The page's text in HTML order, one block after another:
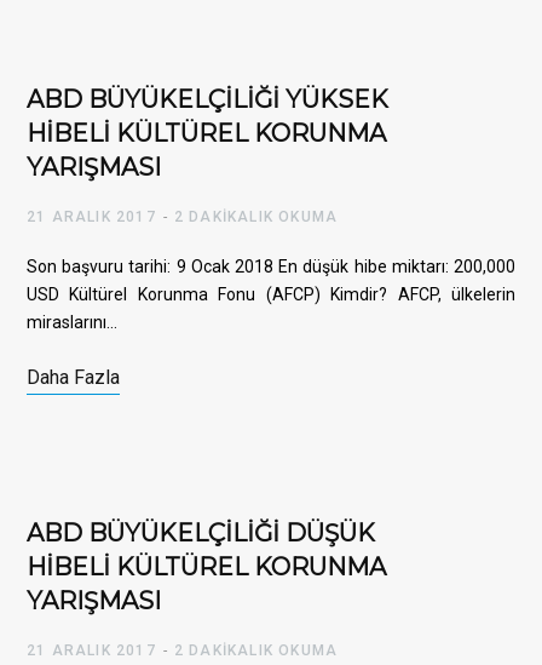
ABD BÜYÜKELÇİLİĞİ YÜKSEK
HİBELİ KÜLTÜREL KORUNMA
YARIŞMASI
21 ARALIK 2017 2 DAKIKALIK OKUMA
Son başvuru tarihi: 9 Ocak 2018 En düşük hibe miktarı: 200,000
USD Kültürel Korunma Fonu (AFCP) Kimdir? AFCP, ülkelerin
miraslarını…
Daha Fazla
ABD BÜYÜKELÇİLİĞİ DÜŞÜK
HİBELİ KÜLTÜREL KORUNMA
YARIŞMASI
21 ARALIK 2017 2 DAKIKALIK OKUMA